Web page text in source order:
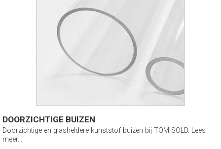
DOORZICHTIGE BUIZEN
Doorzichtige en glasheldere kunststof buizen bij TOM SOLD. Lees
meer...